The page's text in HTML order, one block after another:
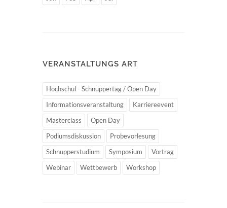
VERANSTALTUNGS ART
Hochschul - Schnuppertag / Open Day
Informationsveranstaltung
Karriereevent
Masterclass
Open Day
Podiumsdiskussion
Probevorlesung
Schnupperstudium
Symposium
Vortrag
Webinar
Wettbewerb Workshop